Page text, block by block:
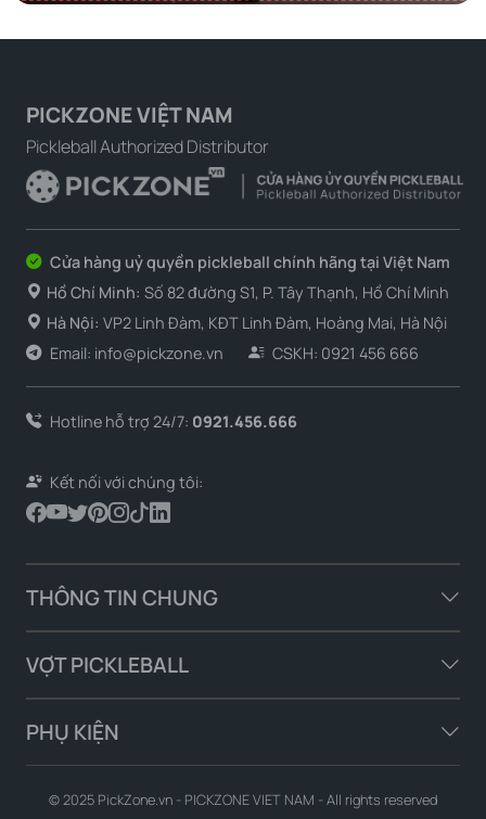
PICKZONE VIỆT NAM
Pickleball Authorized Distributor
Cửa hàng uỷ quyền pickleball chính hãng tại Việt Nam
Hồ Chí Minh: Số 82 đường S1, P. Tây Thạnh, Hồ Chí Minh
Hà Nội: VP2 Linh Đàm, KĐT Linh Đàm, Hoàng Mai, Hà Nội
Email: info@pickzone.vn
CSKH: 0921 456 666
Hotline hỗ trợ 24/7: 0921.456.666
Kết nối với chúng tôi:
THÔNG TIN CHUNG
VỢT PICKLEBALL
PHỤ KIỆN
© 2025 PickZone.vn - PICKZONE VIET NAM - All rights reserved